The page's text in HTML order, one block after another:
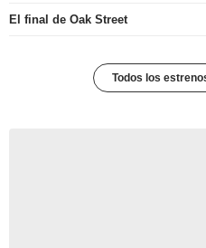
El final de Oak Street
Todos los